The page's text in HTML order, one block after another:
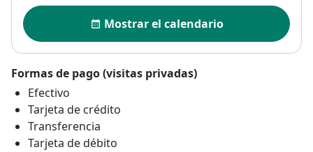
Disponibilidad
Mostrar el calendario
Formas de pago (visitas privadas)
Efectivo
Tarjeta de crédito
Transferencia
Tarjeta de débito